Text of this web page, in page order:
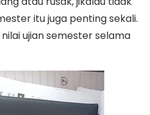
itu juga penting sekali.
ujian semester selama